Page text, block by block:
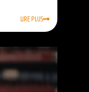
LIRE PLUS